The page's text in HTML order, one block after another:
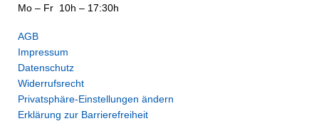
Mo – Fr 10h – 17:30h
AGB
Impressum
Datenschutz
Widerrufsrecht
Privatsphäre-Einstellungen ändern
Erklärung zur Barrierefreiheit